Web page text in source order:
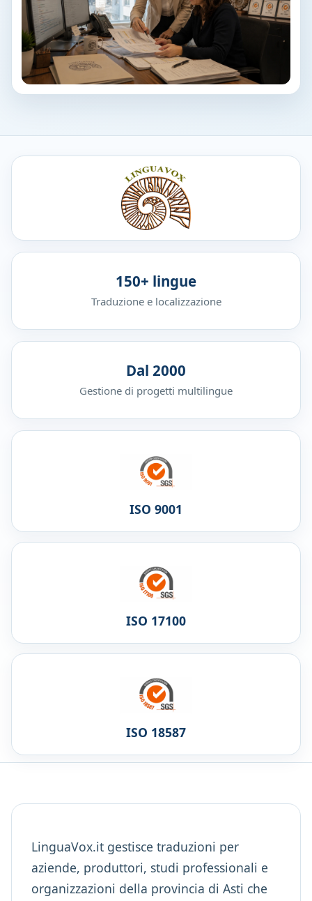
150+ lingue
Traduzione e localizzazione
Dal 2000
Gestione di progetti multilingue
ISO 9001
ISO 17100
ISO 18587
LinguaVox.it gestisce traduzioni per
aziende, produttori, studi professionali e
organizzazioni della provincia di Asti che